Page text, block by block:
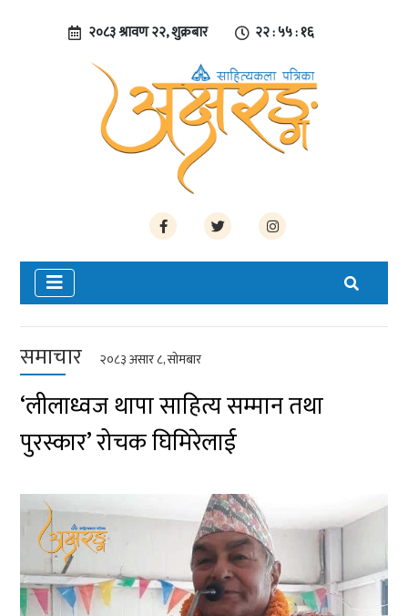
२०८३ श्रावण २२, शुक्रबार २२ : ५५ : १६
समाचार २०८३ असार ८, सोमबार
‘लीलाध्वज थापा साहित्य सम्मान तथा
पुरस्कार’ रोचक घिमिरेलाई